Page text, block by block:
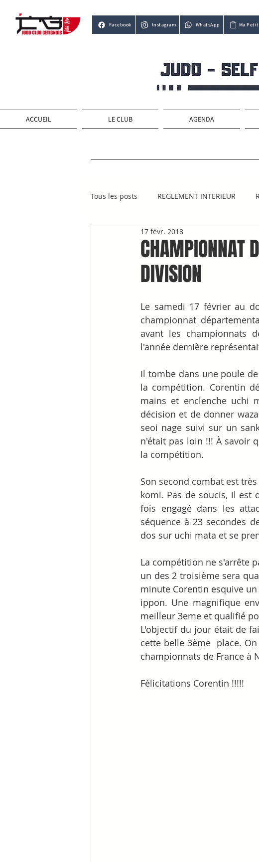
Facebook Instagram WhatsApp Ma
ACCUEIL LE CLUB AGENDA
Tous les posts REGLEMENT INTERIEUR
CHAMPIONNAT
DIVISION
17 févr. 2018
Le samedi 17 février au
championnat
avant les championnats
l'année dernière
Il tombe dans une poule
la compétition. Corentin
mains et enclenche uchi
décision et de donner
seoi nage suivi sur un
n'était pas loin !!! À savoir
la compétition.
Son second combat est
komi. Pas de soucis, il est
fois engagé dans les
séquence à 23 secondes
dos sur uchi mata et se
La compétition ne s'arrête
un des 2 troisième sera
minute Corentin esquive
ippon. Une magnifique
meilleur 3eme et qualifié
L'objectif du jour était de
cette belle 3ème  place.
championnats de France à
Félicitations Corentin !!!!!